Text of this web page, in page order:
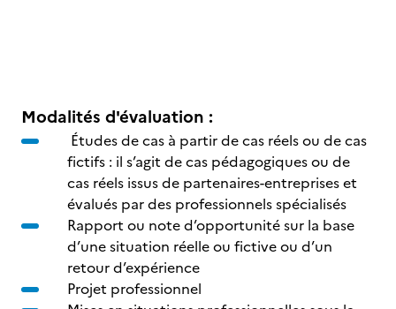
Modalités d'évaluation :
Études de cas à partir de cas réels ou de cas
fictifs : il s’agit de cas pédagogiques ou de
cas réels issus de partenaires-entreprises et
évalués par des professionnels spécialisés
Rapport ou note d’opportunité sur la base
d’une situation réelle ou fictive ou d’un
retour d’expérience
Projet professionnel